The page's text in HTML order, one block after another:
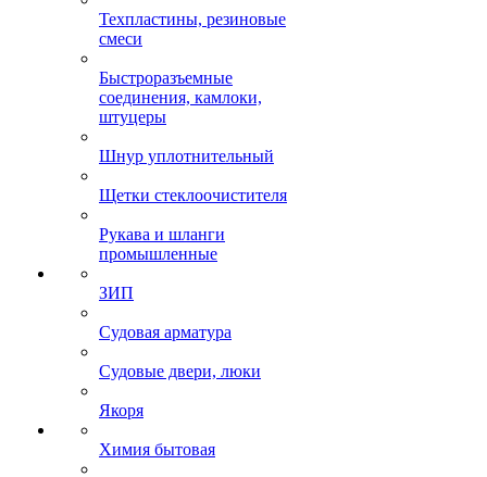
Техпластины, резиновые
смеси
Быстроразъемные
соединения, камлоки,
штуцеры
Шнур уплотнительный
Щетки стеклоочистителя
Рукава и шланги
промышленные
ЗИП
Судовая арматура
Судовые двери, люки
Якоря
Химия бытовая